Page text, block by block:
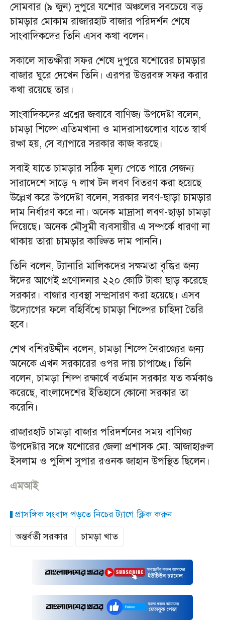
সোমবার (৯ জুন) দুপুরে যশোর অঞ্চলের সবচেয়ে বড়
চামড়ার মোকাম রাজারহাট বাজার পরিদর্শন শেষে
সাংবাদিকদের তিনি এসব কথা বলেন।
সকালে সাতক্ষীরা সফর শেষে দুপুরে যশোরের চামড়ার
বাজার ঘুরে দেখেন তিনি। এরপর উত্তরবঙ্গ সফর করার
কথা রয়েছে তার।
সাংবাদিকদের প্রশ্নের জবাবে বাণিজ্য উপদেষ্টা বলেন,
চামড়া শিল্পে এতিমখানা ও মাদরাসাগুলোর যাতে স্বার্থ
রক্ষা হয়, সে ব্যাপারে সরকার কাজ করছে।
সবাই যাতে চামড়ার সঠিক মূল্য পেতে পারে সেজন্য
সারাদেশে সাড়ে ৭ লাখ টন লবণ বিতরণ করা হয়েছে
উল্লেখ করে উপদেষ্টা বলেন, সরকার লবণ-ছাড়া চামড়ার
দাম নির্ধারণ করে না। অনেক মাদ্রাসা লবণ-ছাড়া চামড়া
দিয়েছে। অনেক মৌসুমী ব্যবসায়ীর এ সম্পর্কে ধারণা না
থাকায় তারা চামড়ার কাঙ্ক্ষিত দাম পাননি।
তিনি বলেন, ট্যানারি মালিকদের সক্ষমতা বৃদ্ধির জন্য
ঈদের আগেই প্রণোদনার ২২০ কোটি টাকা ছাড় করেছে
সরকার। বাজার ব্যবস্থা সম্প্রসারণ করা হয়েছে। এসব
উদ্যোগের ফলে বহির্বিশ্বে চামড়া শিল্পের চাহিদা তৈরি
হবে।
শেখ বশিরউদ্দীন বলেন, চামড়া শিল্পে নৈরাজ্যের জন্য
অনেকে এখন সরকারের ওপর দায় চাপাচ্ছে। তিনি
বলেন, চামড়া শিল্প রক্ষার্থে বর্তমান সরকার যত কর্মকাণ্ড
করেছে, বাংলাদেশের ইতিহাসে কোনো সরকার তা
করেনি।
রাজারহাট চামড়া বাজার পরিদর্শনের সময় বাণিজ্য
উপদেষ্টার সঙ্গে যশোরের জেলা প্রশাসক মো. আজাহারুল
ইসলাম ও পুলিশ সুপার রওনক জাহান উপস্থিত ছিলেন।
এমআই
প্রাসঙ্গিক সংবাদ পড়তে নিচের ট্যাগে ক্লিক করুন
অন্তর্বর্তী সরকার
চামড়া খাত